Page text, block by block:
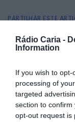
Rádio Caria -
Information
If you wish to
processing of
targeted
section to
opt-out request is
O mês de
de passeios
Meimoa e
física, o
A primeira
PARTILHAR ESTE